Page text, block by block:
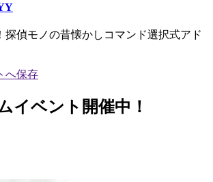
探偵モノの昔懐かしコマンド選択式アド
イベント開催中！